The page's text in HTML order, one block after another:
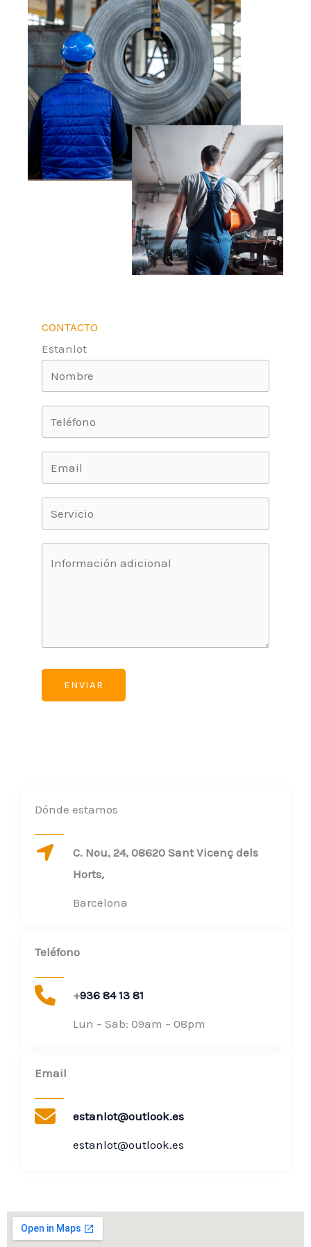
CONTACTO
Estanlot
ENVIAR
Dónde estamos
C. Nou, 24, 08620 Sant Vicenç dels
Horts,
Barcelona
Teléfono
+936 84 13 81
Lun – Sab: 09am – 08pm​
Email
estanlot@outlook.es
estanlot@outlook.es